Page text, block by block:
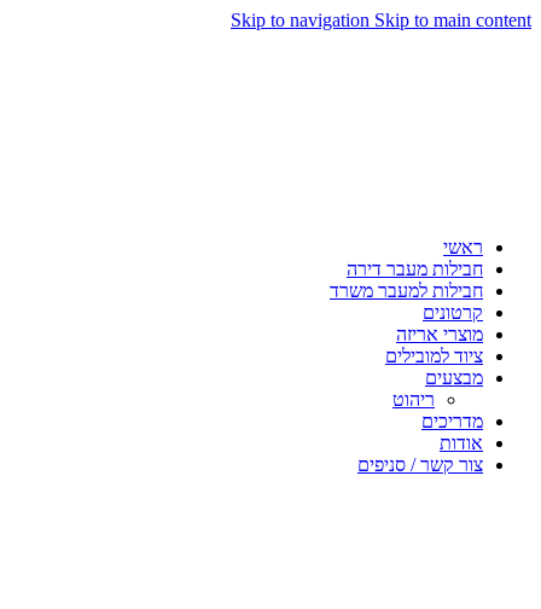
Skip to navigation Skip to main content
ראשי
חבילות מעבר דירה
חבילות למעבר משרד
קרטונים
מוצרי אריזה
ציוד למובילים
מבצעים
ריהוט
מדריכים
אודות
צור קשר / סניפים